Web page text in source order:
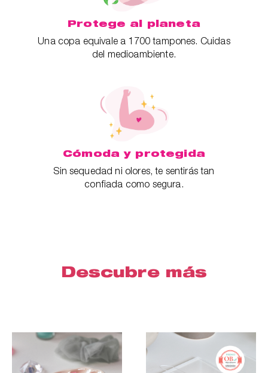
Protege al planeta
Una copa equivale a 1700 tampones. Cuidas
del medioambiente.
Cómoda y protegida
Sin sequedad ni olores, te sentirás tan
confiada como segura.
Descubre más